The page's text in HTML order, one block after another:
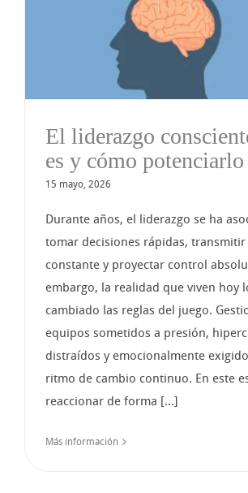
El liderazgo
es y cómo potenciarlo
15 mayo, 2026
Durante años, el liderazgo se ha
tomar decisiones rápidas, transmitir
constante y proyectar control
embargo, la realidad que viven hoy
cambiado las reglas del juego.
equipos sometidos a presión,
distraídos y emocionalmente
ritmo de cambio continuo. En este
reaccionar de forma [...]
Más información